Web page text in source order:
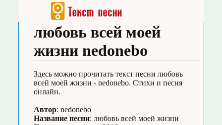
любовь всей моей
жизни nedonebo
Здесь можно прочитать текст песни любовь
всей моей жизни - nedonebo. Стихи и песня
онлайн.
Автор: nedonebo
Название песни: любовь всей моей жизни